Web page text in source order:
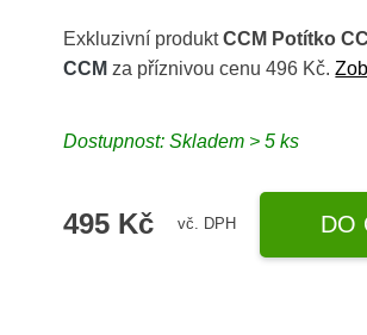
Exkluzivní produktCCM Potítko
CCM za příznivou cenu 496 Kč.
Dostupnost: Skladem > 5 ks
495 Kč vč. DPH DO